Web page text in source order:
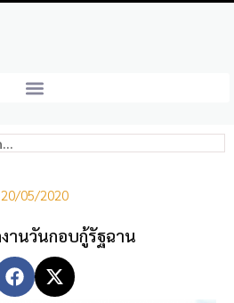
20/05/2020
งานวันกอบกู้รัฐฉาน